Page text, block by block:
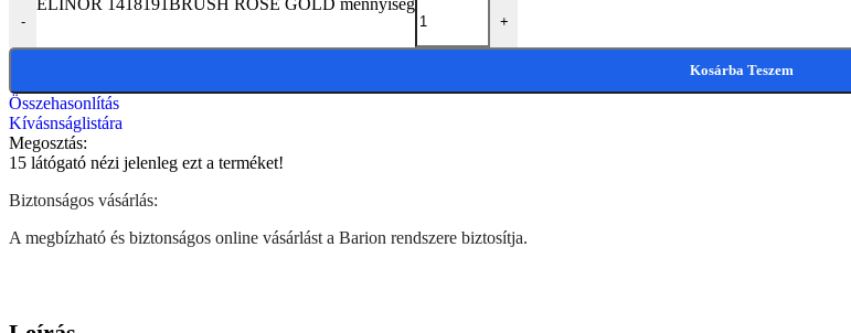
-
ELINOR 1418191BRUSH ROSE GOLD mennyiség
+
Kosárba Teszem
Összehasonlítás
Kívásnságlistára
Megosztás:
15 látógató nézi jelenleg ezt a terméket!
Biztonságos vásárlás:
A megbízható és biztonságos online vásárlást a Barion rendszere biztosítja.